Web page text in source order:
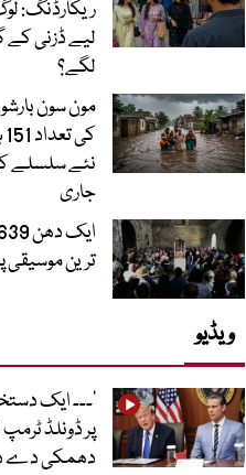
ریکارڈنگ:
لیے ڈزنی کے
لگے؟
مون سون
نئے سلسلے
جاری
ترین موسیقی
ویڈیو
’۔۔۔ ایک
پر ڈونلڈ
دھمکی دے